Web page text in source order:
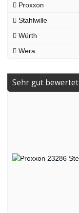
Proxxon
Stahlwille
Würth
Wera
Sehr gut bewertet